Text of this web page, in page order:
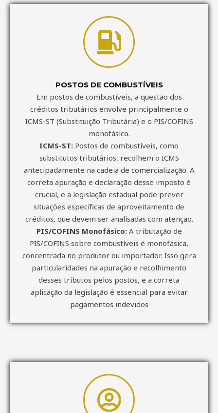
POSTOS DE COMBUSTÍVEIS
Em postos de combustíveis, a questão dos
créditos tributários envolve principalmente o
ICMS-ST (Substituição Tributária) e o PIS/COFINS
monofásico.
ICMS-ST: Postos de combustíveis, como
substitutos tributários, recolhem o ICMS
antecipadamente na cadeia de comercialização. A
correta apuração e declaração desse imposto é
crucial, e a legislação estadual pode prever
situações específicas de aproveitamento de
créditos, que devem ser analisadas com atenção.
PIS/COFINS Monofásico:A tributação de
PIS/COFINS sobre combustíveis é monofásica,
concentrada no produtor ou importador. Isso gera
particularidades na apuração e recolhimento
desses tributos pelos postos, e a correta
aplicação da legislação é essencial para evitar
pagamentos indevidos